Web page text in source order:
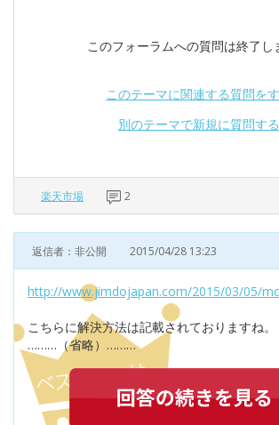
このフォーラムへの質問は終了し
このテーマに関連する質問を
別のテーマで新規に質問する
楽天市場 2
返信者：非公開 2015/04/28 13:23
http://www.jimdojapan.com/2015/03/05/
こちらに解決方法は記載されておりますね。
………（省略）………